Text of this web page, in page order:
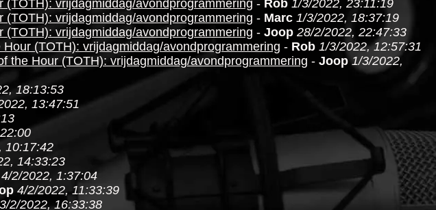
vrijdagmiddag/avondprogrammering - Rob 1/3/2022, 23:11:19
vrijdagmiddag/avondprogrammering - Marc 1/3/2022, 18:37:19
vrijdagmiddag/avondprogrammering - Joop 28/2/2022, 22:47:33
(TOTH): vrijdagmiddag/avondprogrammering - Rob 1/3/2022, 12:57:31
the Hour (TOTH): vrijdagmiddag/avondprogrammering - Joop 1/3/2022,
18:13:53
13:47:51
10:17:42
14:33:23
4/2/2022, 1:37:04
4/2/2022, 11:33:39
3/2/2022, 16:33:38